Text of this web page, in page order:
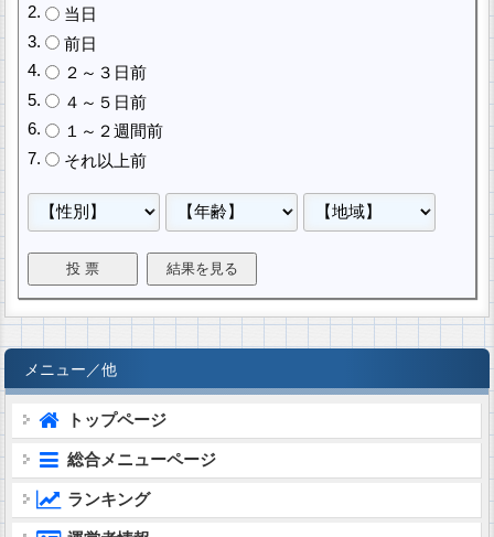
当日
前日
２～３日前
４～５日前
１～２週間前
それ以上前
メニュー／他
トップページ
総合メニューページ
ランキング